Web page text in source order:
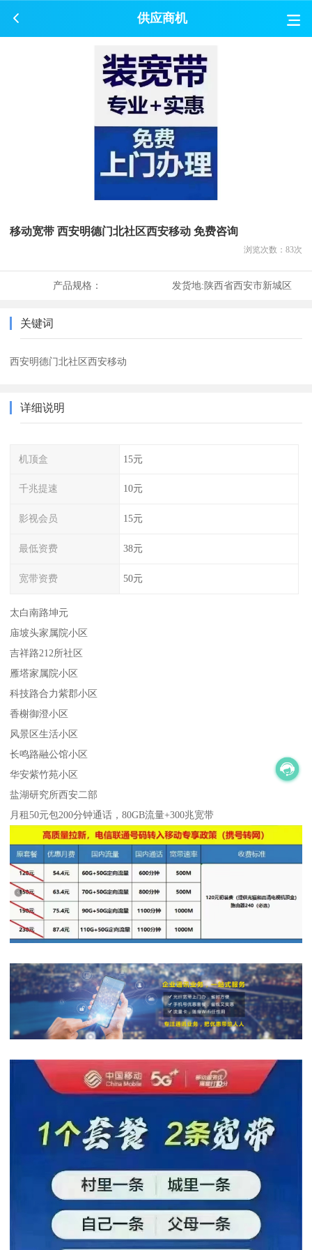
供应商机
移动宽带 西安明德门北社区西安移动 免费咨询
浏览次数： 83次
产品规格： 发货地:陕西省西安市新城区
关键词
西安明德门北社区西安移动
详细说明
机顶盒 15元
千兆提速 10元
影视会员 15元
最低资费 38元
宽带资费 50元
太白南路坤元
庙坡头家属院小区
吉祥路212所社区
雁塔家属院小区
科技路合力紫郡小区
香榭御澄小区
风景区生活小区
长鸣路融公馆小区
华安紫竹苑小区
盐湖研究所西安二部
月租50元包200分钟通话，80GB流量+300兆宽带